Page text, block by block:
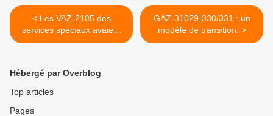
< Les VAZ-2105 des
services spéciaux avaient
un moteur secret.
GAZ-31029-330/331 : un
modèle de transition. >
Hébergé par Overblog
Top articles
Pages